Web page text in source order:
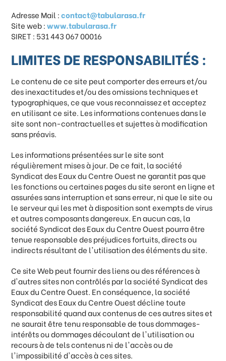
Adresse Mail :contact@tabularasa.fr
Site web :www.tabularasa.fr
SIRET : 531 443 067 00016
LIMITES DE RESPONSABILITÉS :
Le contenu de ce site peut comporter des erreurs et/ou
des inexactitudes et/ou des omissions techniques et
typographiques, ce que vous reconnaissez et acceptez
en utilisant ce site. Les informations contenues dans le
site sont non-contractuelles et sujettes à modification
sans préavis.
Les informations présentées sur le site sont
régulièrement mises à jour. De ce fait, la société
Syndicat des Eaux du Centre Ouest ne garantit pas que
les fonctions ou certaines pages du site seront en ligne et
assurées sans interruption et sans erreur, ni que le site ou
le serveur qui les met à disposition sont exempts de virus
et autres composants dangereux. En aucun cas, la
société Syndicat des Eaux du Centre Ouest pourra être
tenue responsable des préjudices fortuits, directs ou
indirects résultant de l'utilisation des éléments du site.
Ce site Web peut fournir des liens ou des références à
d'autres sites non contrôlés par la société Syndicat des
Eaux du Centre Ouest. En conséquence, la société
Syndicat des Eaux du Centre Ouest décline toute
responsabilité quand aux contenus de ces autres sites et
ne saurait être tenu responsable de tous dommages-
intérêts ou dommages découlant de l'utilisation ou
recours à de tels contenus ni de l'accès ou de
l'impossibilité d'accès à ces sites.